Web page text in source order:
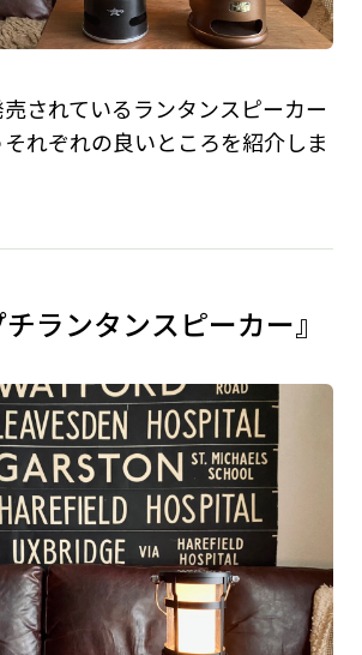
されているランタンスピーカー
れぞれの良いところを紹介しま
ランタンスピーカー』